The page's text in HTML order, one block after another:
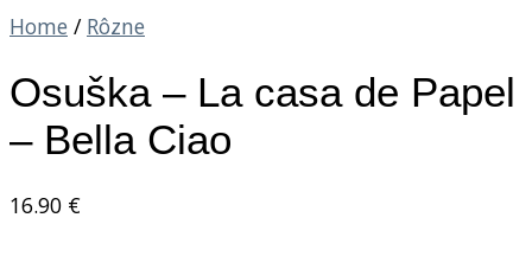
Home / Rôzne
Osuška – La casa de Papel
– Bella Ciao
16.90 €